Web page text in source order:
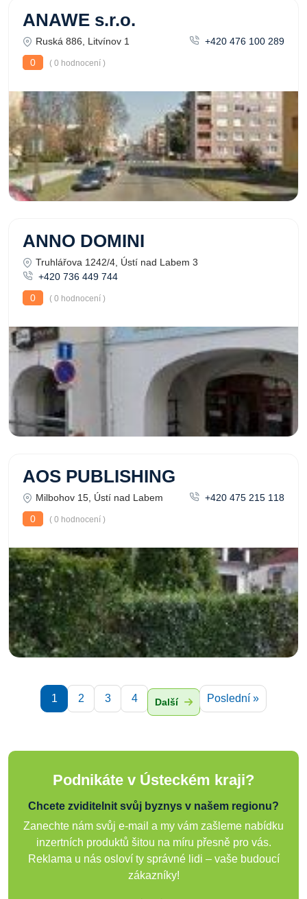
ANAWE s.r.o.
Ruská 886, Litvínov 1
+420 476 100 289
0
( 0 hodnocení )
ANNO DOMINI
Truhlářova 1242/4, Ústí nad Labem 3
+420 736 449 744
0
( 0 hodnocení )
AOS PUBLISHING
Milbohov 15, Ústí nad Labem
+420 475 215 118
0
( 0 hodnocení )
1 2 3 4 Další Poslední »
Podnikáte v Ústeckém kraji?
Chcete zviditelnit svůj byznys v našem regionu?
Zanechte nám svůj e-mail a my vám zašleme nabídku
inzertních produktů šitou na míru přesně pro vás.
Reklama u nás osloví ty správné lidi – vaše budoucí
zákazníky!